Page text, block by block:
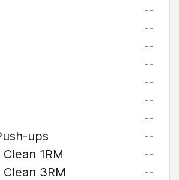
--
--
--
--
--
--
--
ups
--
1RM
--
3RM
--